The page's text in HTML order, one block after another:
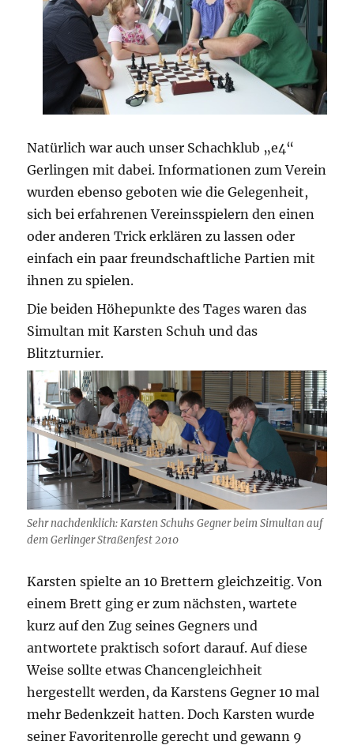
Natürlich war auch unser Schachklub „e4“
Gerlingen mit dabei. Informationen zum Verein
wurden ebenso geboten wie die Gelegenheit,
sich bei erfahrenen Vereinsspielern den einen
oder anderen Trick erklären zu lassen oder
einfach ein paar freundschaftliche Partien mit
ihnen zu spielen.
Die beiden Höhepunkte des Tages waren das
Simultan mit Karsten Schuh und das
Blitzturnier.
Sehr nachdenklich: Karsten Schuhs Gegner beim Simultan auf
dem Gerlinger Straßenfest 2010
Karsten spielte an 10 Brettern gleichzeitig. Von
einem Brett ging er zum nächsten, wartete
kurz auf den Zug seines Gegners und
antwortete praktisch sofort darauf. Auf diese
Weise sollte etwas Chancengleichheit
hergestellt werden, da Karstens Gegner 10 mal
mehr Bedenkzeit hatten. Doch Karsten wurde
seiner Favoritenrolle gerecht und gewann 9